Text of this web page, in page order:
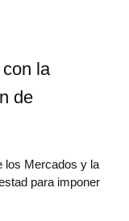
la
de
los Mercados y la
para imponer